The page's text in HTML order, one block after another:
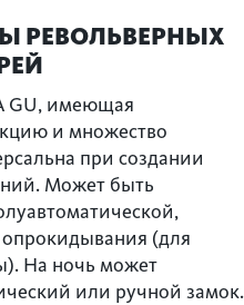
РЕВОЛЬВЕРНЫХ
GU, имеющая
и множество
при создании
Может быть
(для
На ночь может
или ручной замок.